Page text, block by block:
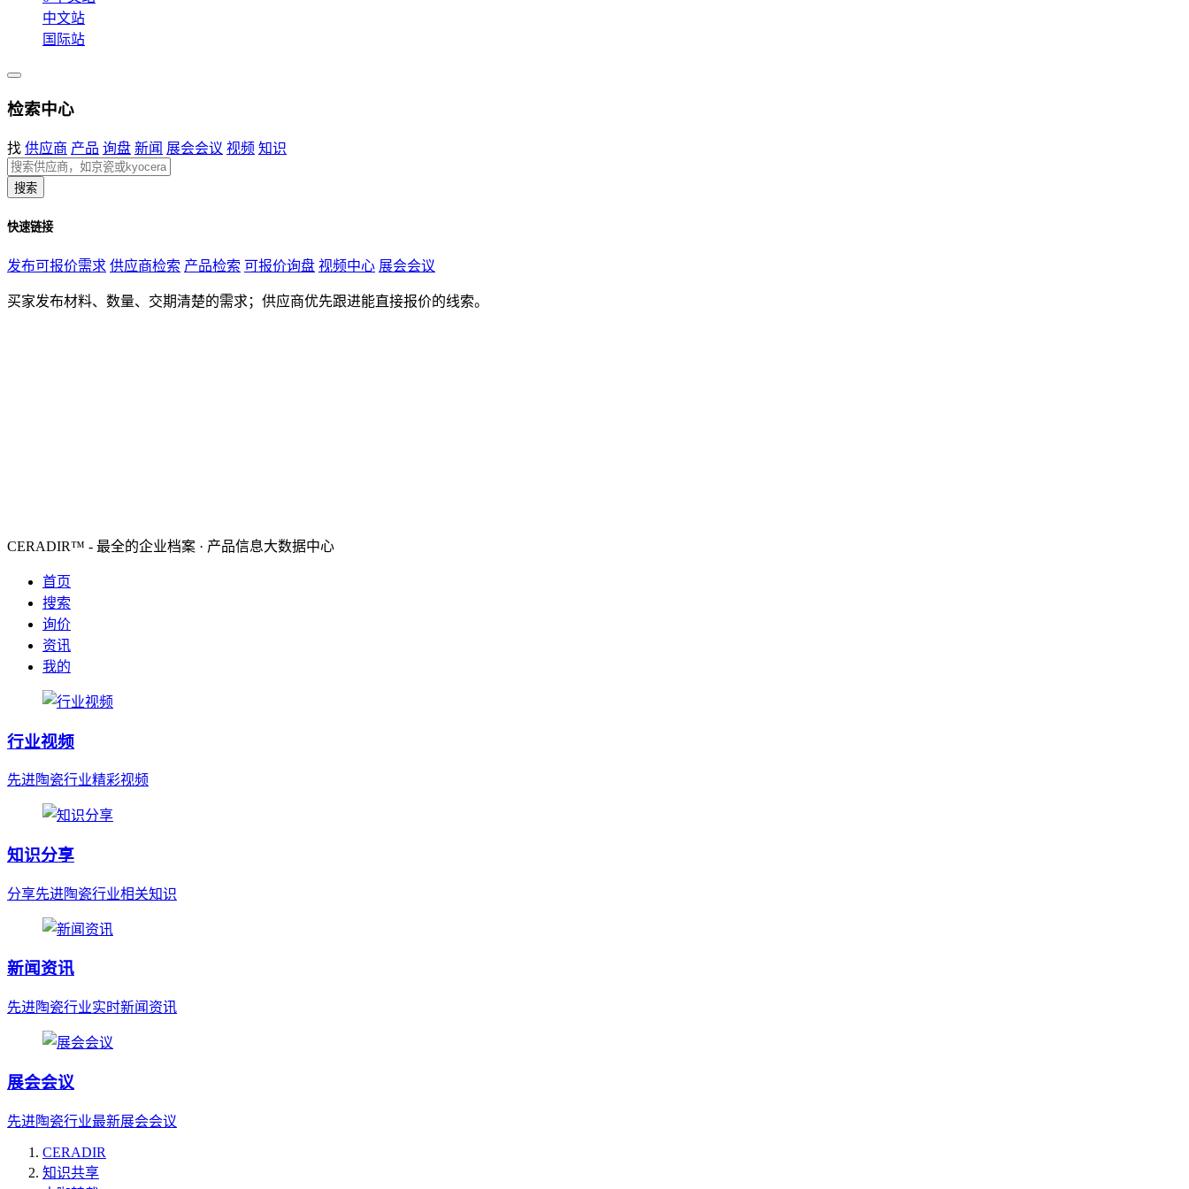
中文站
国际站
检索中心
找 供应商 产品 询盘 新闻 展会会议 视频 知识
搜索
快速链接
发布可报价需求 供应商检索 产品检索 可报价询盘 视频中心 展会会议
买家发布材料、数量、交期清楚的需求；供应商优先跟进能直接报价的线索。
CERADIR™ - 最全的企业档案 · 产品信息大数据中心
首页
搜索
询价
资讯
我的
行业视频
先进陶瓷行业精彩视频
知识分享
分享先进陶瓷行业相关知识
新闻资讯
先进陶瓷行业实时新闻资讯
展会会议
先进陶瓷行业最新展会会议
CERADIR
知识共享